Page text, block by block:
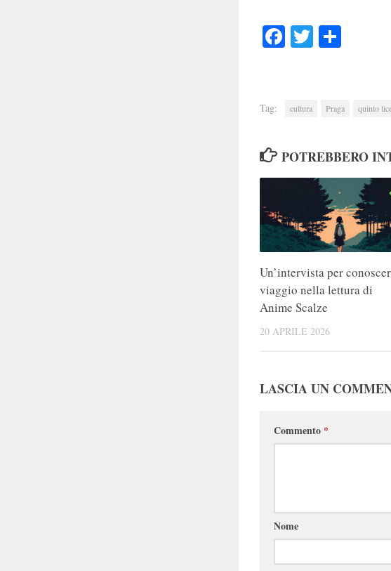
FacebookTwitter
Tag: cultura Praga quinto
POTREBBERO
Un’intervista per
viaggio nella lettura di
Anime Scalze
20 APRILE 2026
LASCIA UN
Commento *
Nome